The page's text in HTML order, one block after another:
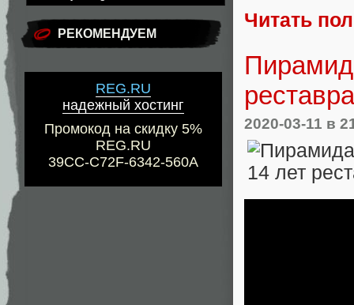
РЕКОМЕНДУЕМ
REG.RU
надежный хостинг
Промокод на скидку 5%
REG.RU
39CC-C72F-6342-560A
Читать
2020-03-11 в